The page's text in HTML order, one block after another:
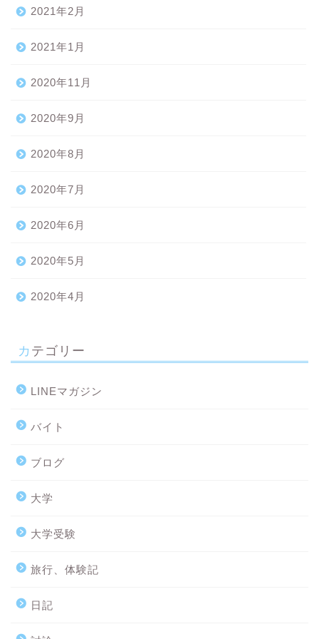
2021年2月
2021年1月
2020年11月
2020年9月
2020年8月
2020年7月
2020年6月
2020年5月
2020年4月
カテゴリー
LINEマガジン
バイト
ブログ
大学
大学受験
旅行、体験記
日記